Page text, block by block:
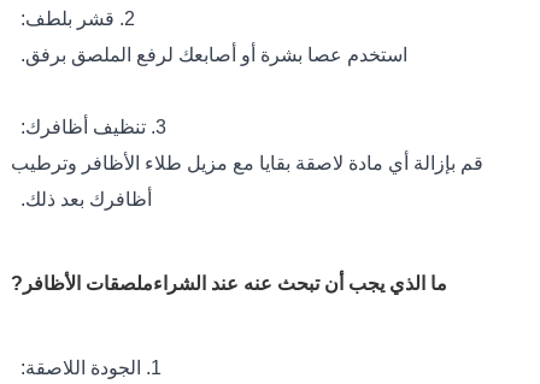
2. قشر بلطف:
استخدم عصا بشرة أو أصابعك لرفع الملصق برفق.
3. تنظيف أظافرك:
قم بإزالة أي مادة لاصقة بقايا مع مزيل طلاء الأظافر وترطيب
أظافرك بعد ذلك.
ما الذي يجب أن تبحث عنه عند الشراءملصقات الأظافر ?
1. الجودة اللاصقة: